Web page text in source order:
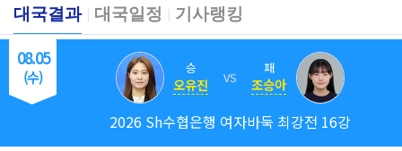
대국결과 | 대국일정 | 기사랭킹
08.05
(수)
승
오유진 VS
패
조승아
2026 Sh수협은행 여자바둑 최강전 16강